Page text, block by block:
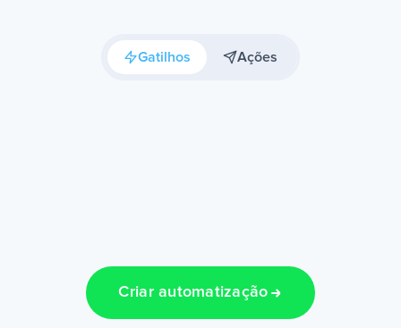
Gatilhos Ações
Criar automatização